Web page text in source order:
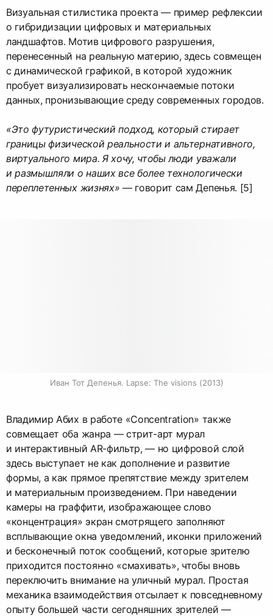
Визуальная стилистика проекта — пример рефлексии
о гибридизации цифровых и материальных
ландшафтов. Мотив цифрового разрушения,
перенесенный на реальную материю, здесь совмещен
с динамической графикой, в которой художник
пробует визуализировать нескончаемые потоки
данных, пронизывающие среду современных городов.
«Это футуристический подход, который стирает
границы физической реальности и альтернативного,
виртуального мира. Я хочу, чтобы люди уважали
и размышляли о наших все более технологически
переплетенных жизнях» — говорит сам Депенья. [5]
Иван Тот Депенья. Lapse: The visions (2013)
Владимир Абих в работе «Concentration» также
совмещает оба жанра — стрит-арт мурал
и интерактивный AR-фильтр, — но цифровой слой
здесь выступает не как дополнение и развитие
формы, а как прямое препятствие между зрителем
и материальным произведением. При наведении
камеры на граффити, изображающее слово
«концентрация» экран смотрящего заполняют
всплывающие окна уведомлений, иконки приложений
и бесконечный поток сообщений, которые зрителю
приходится постоянно «смахивать», чтобы вновь
переключить внимание на уличный мурал. Простая
механика взаимодействия отсылает к повседневному
опыту большей части сегодняшних зрителей —